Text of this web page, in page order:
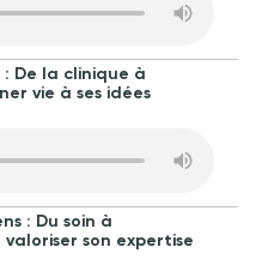
: De la clinique à
vie à ses idées
: Du soin à
son expertise